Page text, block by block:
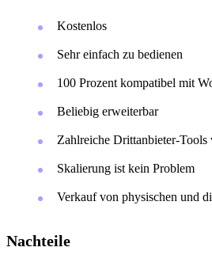
Kostenlos
Sehr einfach zu bedienen
100 Prozent kompatibel mit
Beliebig erweiterbar
Zahlreiche Drittanbieter-Tools
Skalierung ist kein Problem
Verkauf von physischen und
Nachteile